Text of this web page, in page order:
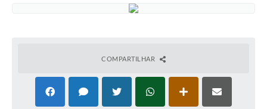
Normas e Legislação
COMPARTILHAR